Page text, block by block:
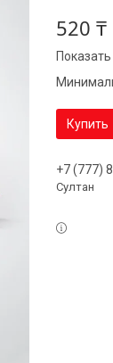
520 ₸
Купить
+7 (777)
Султан